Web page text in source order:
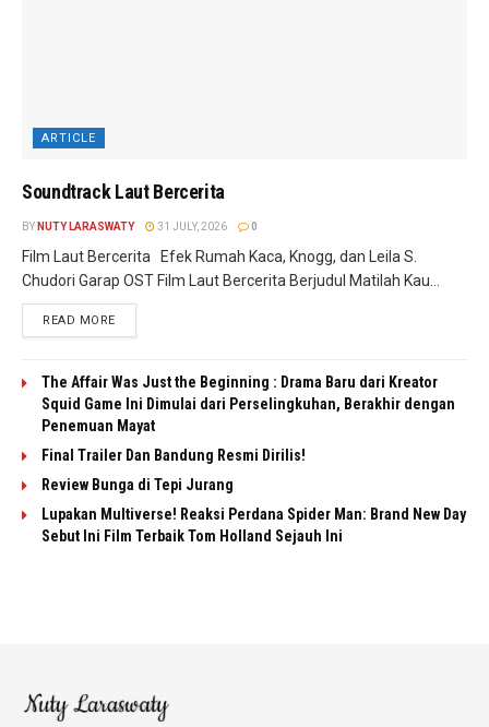
ARTICLE
Soundtrack Laut Bercerita
BY NUTY LARASWATY 31 JULY, 2026 0
Film Laut Bercerita Efek Rumah Kaca, Knogg, dan Leila S.
Chudori Garap OST Film Laut Bercerita Berjudul Matilah Kau...
READ MORE
The Affair Was Just the Beginning : Drama Baru dari Kreator
Squid Game Ini Dimulai dari Perselingkuhan, Berakhir dengan
Penemuan Mayat
Final Trailer Dan Bandung Resmi Dirilis!
Review Bunga di Tepi Jurang
Lupakan Multiverse! Reaksi Perdana Spider Man: Brand New Day
Sebut Ini Film Terbaik Tom Holland Sejauh Ini